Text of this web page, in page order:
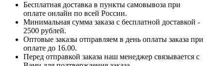
Бесплатная доставка в пункты самовывоза при
оплате онлайн по всей России.
Минимальная сумма заказа с бесплатной доставкой -
2500 рублей.
Оптовые заказы отправляем в день оплаты заказа при
оплате до 16.00.
Перед отправкой заказа наш менеджер связывается с